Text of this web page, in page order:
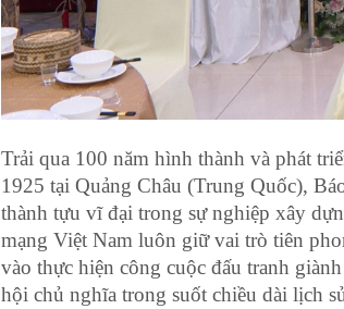
Trải qua 100 năm hình thành và phát
1925 tại Quảng Châu (Trung Quốc),
thành tựu vĩ đại trong sự nghiệp xây
mạng Việt Nam luôn giữ vai trò tiên
vào thực hiện công cuộc đấu tranh
hội chủ nghĩa trong suốt chiều dài lịch